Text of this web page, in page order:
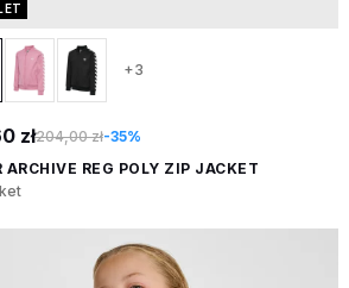
+3
zł204,00 zł-35%
ARCHIVE REG POLY ZIP JACKET